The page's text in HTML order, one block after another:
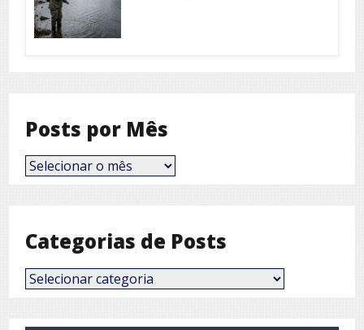
Posts por Mês
Posts
por
Categorias de Posts
Categorias
de